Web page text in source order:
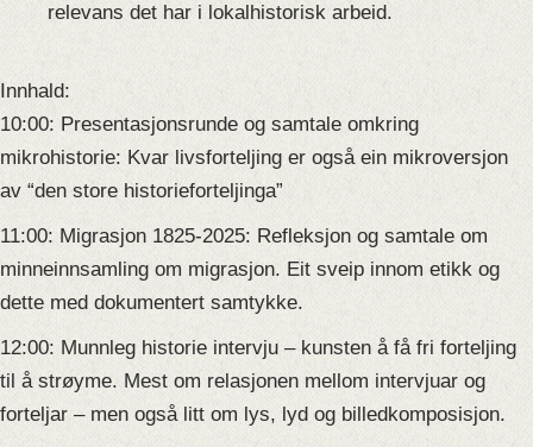
relevans det har i lokalhistorisk arbeid.
Innhald:
10:00: Presentasjonsrunde og samtale omkring
mikrohistorie: Kvar livsforteljing er også ein mikroversjon
av “den store historieforteljinga”
11:00: Migrasjon 1825-2025: Refleksjon og samtale om
minneinnsamling om migrasjon. Eit sveip innom etikk og
dette med dokumentert samtykke.
12:00: Munnleg historie intervju – kunsten å få fri forteljing
til å strøyme. Mest om relasjonen mellom intervjuar og
forteljar – men også litt om lys, lyd og billedkomposisjon.